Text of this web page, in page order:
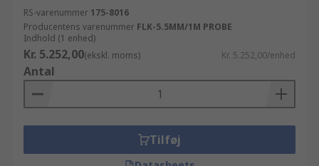
RS-varenummer 175-8016
Producentens varenummer FLK-5.5MM/1M PROBE
Indhold (1 enhed)
Kr. 5.252,00(ekskl. moms) Kr. 5.252,00/enhed
Antal
Tilføj